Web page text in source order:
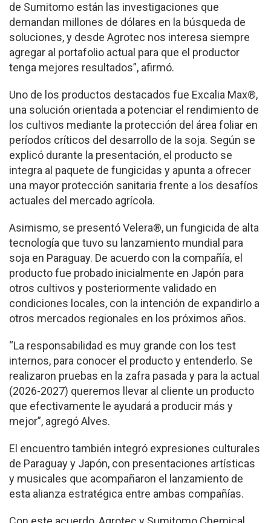
de Sumitomo están las investigaciones que
demandan millones de dólares en la búsqueda de
soluciones, y desde Agrotec nos interesa siempre
agregar al portafolio actual para que el productor
tenga mejores resultados”, afirmó.
Uno de los productos destacados fue Excalia Max®,
una solución orientada a potenciar el rendimiento de
los cultivos mediante la protección del área foliar en
períodos críticos del desarrollo de la soja. Según se
explicó durante la presentación, el producto se
integra al paquete de fungicidas y apunta a ofrecer
una mayor protección sanitaria frente a los desafíos
actuales del mercado agrícola.
Asimismo, se presentó Velera®, un fungicida de alta
tecnología que tuvo su lanzamiento mundial para
soja en Paraguay. De acuerdo con la compañía, el
producto fue probado inicialmente en Japón para
otros cultivos y posteriormente validado en
condiciones locales, con la intención de expandirlo a
otros mercados regionales en los próximos años.
“La responsabilidad es muy grande con los test
internos, para conocer el producto y entenderlo. Se
realizaron pruebas en la zafra pasada y para la actual
(2026-2027) queremos llevar al cliente un producto
que efectivamente le ayudará a producir más y
mejor”, agregó Alves.
El encuentro también integró expresiones culturales
de Paraguay y Japón, con presentaciones artísticas
y musicales que acompañaron el lanzamiento de
esta alianza estratégica entre ambas compañías.